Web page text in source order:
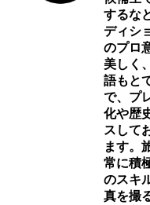
するな
ディシ
のプロ
美しく
語もと
で、プ
化や歴
スして
ます。
常に積
のスキ
真を撮